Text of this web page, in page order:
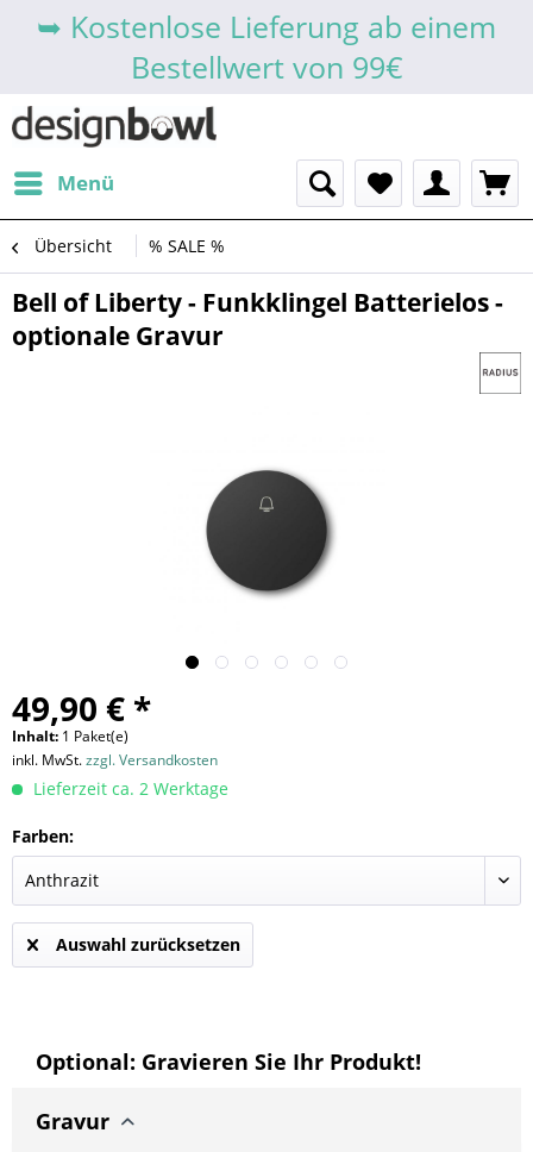
➥ Kostenlose Lieferung ab einem
Bestellwert von 99€
Menü
Übersicht % SALE %
Bell of Liberty - Funkklingel Batterielos -
optionale Gravur
49,90 € *
Inhalt: 1 Paket(e)
inkl. MwSt.zzgl. Versandkosten
Lieferzeit ca. 2 Werktage
Farben:
Auswahl zurücksetzen
Optional: Gravieren Sie Ihr Produkt!
Gravur